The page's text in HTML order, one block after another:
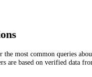
most common queries
are based on verified data